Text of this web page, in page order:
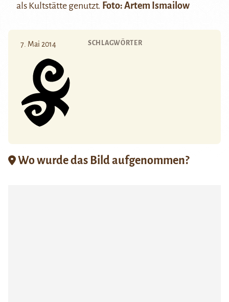
als Kultstätte genutzt. Foto: Artem Ismailow
7. Mai 2014 SCHLAGWÖRTER
Wo wurde das Bild aufgenommen?